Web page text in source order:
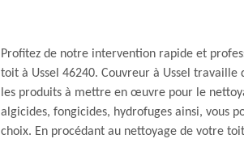
Profitez de notre intervention rapide et
toit à Ussel 46240. Couvreur à Ussel travaille
les produits à mettre en œuvre pour le
algicides, fongicides, hydrofuges ainsi, vous
choix. En procédant au nettoyage de votre